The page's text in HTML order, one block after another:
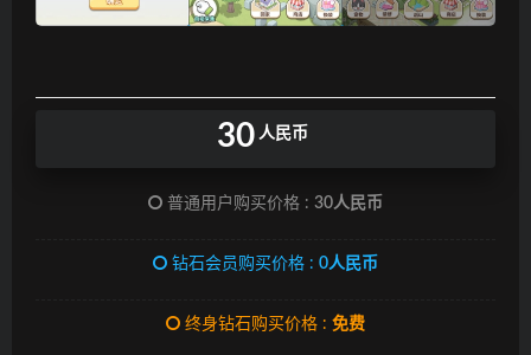
30 人民币
普通用户购买价格 : 30人民币
钻石会员购买价格 : 0人民币
终身钻石购买价格 : 免费